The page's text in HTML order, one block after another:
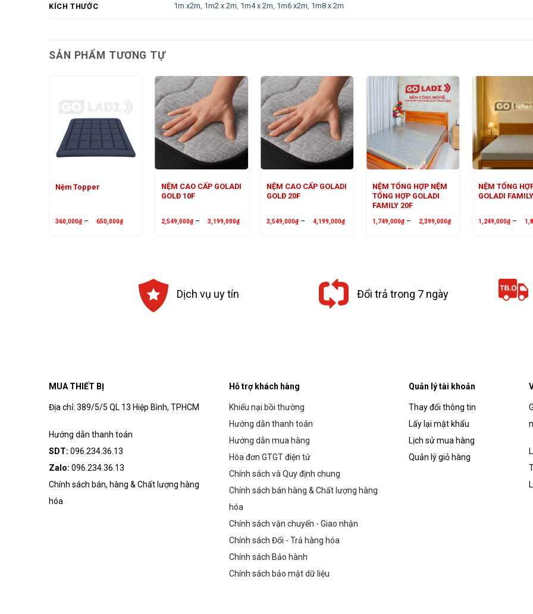
KÍCH THƯỚC 1m x2m 1m2 x 2m 1m4 x 2m 1m6 x2m 1m8 x 2m
SẢN PHẨM TƯƠNG TỰ
Nệm Topper
360,000₫ – 650,000₫Khoảng
giá:
NỆM CAO CẤP GOLADI
GOLĐ 10F
2,549,000₫ – 3,199,000₫Khoảng
giá:
NỆM CAO CẤP GOLADI
GOLĐ 20F
3,549,000₫ – 4,199,000₫Khoảng
giá:
NỆM TỔNG HỢP NỆM
TỔNG HỢP GOLADI
FAMILY 20F
1,749,000₫ – 2,399,000₫Khoảng
giá:
NỆM TỔNG
GOLADI
1,249,000₫ –
Dịch vụ uy tín Đổi trả trong 7 ngày
MUA THIẾT BỊ
Địa chỉ: 389/5/5 QL 13 Hiệp Bình, TPHCM
Hướng dẫn thanh toán
SDT: 096.234.36.13
Zalo: 096.234.36.13
Chính sách bán, hàng & Chất lượng hàng
hóa
Hỗ trợ khách hàng
Khiếu nại bồi thường
Hướng dẫn thanh toán
Hướng dẫn mua hàng
Hóa đơn GTGT điện tử
Chính sách và Quy định chung
Chính sách bán hàng & Chất lượng hàng
hóa
Chính sách vận chuyển - Giao nhận
Chính sách Đổi - Trả hàng hóa
Chính sách Bảo hành
Chính sách bảo mật dữ liệu
Quản lý tài khoản
Thay đổi thông tin
Lấy lại mật khẩu
Lịch sử mua hàng
Quản lý giỏ hàng